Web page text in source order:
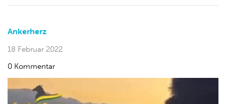
Ankerherz
18 Februar 2022
0 Kommentar